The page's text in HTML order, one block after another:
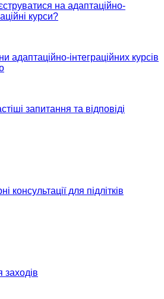
на aдаптаційно-
курси?
адаптаційно-інтеграційних курсів
запитання та відповіді
консультації для підлітків
заходів